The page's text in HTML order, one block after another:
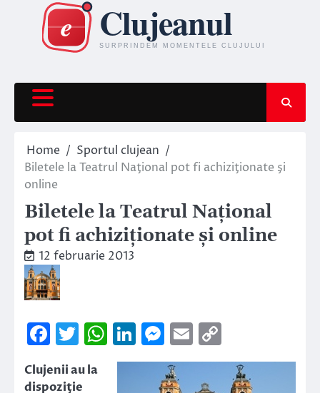
content
Home
Sportul clujean
Biletele la Teatrul Naţional pot fi achiziţionate şi
online
Biletele la Teatrul Naţional
pot fi achiziţionate şi online
12 februarie 2013
Facebook
Twitter
WhatsApp
LinkedIn
Messenger
Email
Link
Clujenii au la
dispoziţie